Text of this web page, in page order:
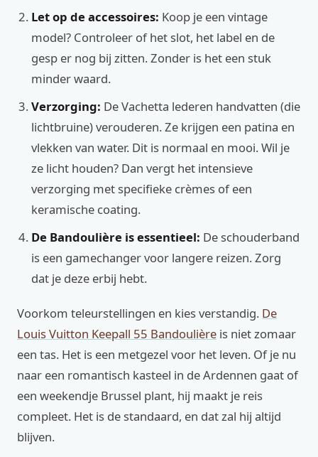
Let op de accessoires: Koop je een vintage
model? Controleer of het slot, het label en de
gesp er nog bij zitten. Zonder is het een stuk
minder waard.
Verzorging: De Vachetta lederen handvatten (die
lichtbruine) verouderen. Ze krijgen een patina en
vlekken van water. Dit is normaal en mooi. Wil je
ze licht houden? Dan vergt het intensieve
verzorging met specifieke crèmes of een
keramische coating.
De Bandoulière is essentieel: De schouderband
is een gamechanger voor langere reizen. Zorg
dat je deze erbij hebt.
Voorkom teleurstellingen en kies verstandig. De
Louis Vuitton Keepall 55 Bandoulière is niet zomaar
een tas. Het is een metgezel voor het leven. Of je nu
naar een romantisch kasteel in de Ardennen gaat of
een weekendje Brussel plant, hij maakt je reis
compleet. Het is de standaard, en dat zal hij altijd
blijven.